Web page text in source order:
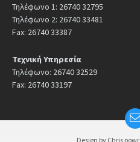
Τηλέφωνο 1: 26740 32795
Τηλέφωνο 2: 26740 33481
Fax: 26740 33387
Τεχνική Υπηρεσία
Τηλέφωνο: 26740 32529
Fax: 26740 33197
Design by Chris